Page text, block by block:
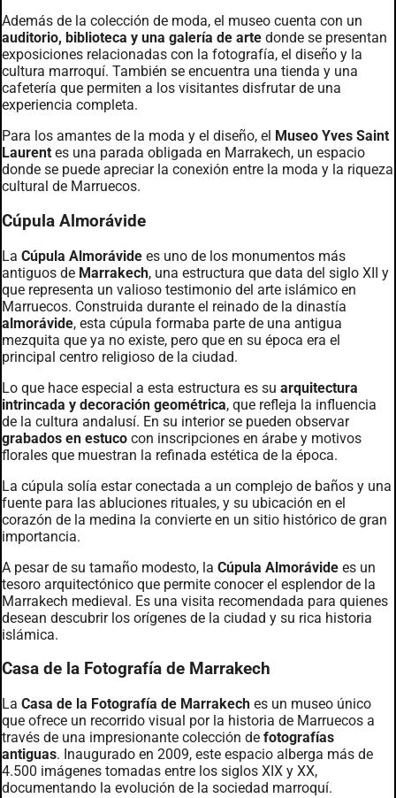
Además de la colección de moda, el museo cuenta con un
auditorio, biblioteca y una galería de arte donde se presentan
exposiciones relacionadas con la fotografía, el diseño y la
cultura marroquí. También se encuentra una tienda y una
cafetería que permiten a los visitantes disfrutar de una
experiencia completa.
Para los amantes de la moda y el diseño, el Museo Yves Saint
Laurent es una parada obligada en Marrakech, un espacio
donde se puede apreciar la conexión entre la moda y la riqueza
cultural de Marruecos.
Cúpula Almorávide
La Cúpula Almorávide es uno de los monumentos más
antiguos de Marrakech, una estructura que data del siglo XII y
que representa un valioso testimonio del arte islámico en
Marruecos. Construida durante el reinado de la dinastía
almorávide, esta cúpula formaba parte de una antigua
mezquita que ya no existe, pero que en su época era el
principal centro religioso de la ciudad.
Lo que hace especial a esta estructura es su arquitectura
intrincada y decoración geométrica, que refleja la influencia
de la cultura andalusí. En su interior se pueden observar
grabados en estuco con inscripciones en árabe y motivos
florales que muestran la refinada estética de la época.
La cúpula solía estar conectada a un complejo de baños y una
fuente para las abluciones rituales, y su ubicación en el
corazón de la medina la convierte en un sitio histórico de gran
importancia.
A pesar de su tamaño modesto, la Cúpula Almorávide es un
tesoro arquitectónico que permite conocer el esplendor de la
Marrakech medieval. Es una visita recomendada para quienes
desean descubrir los orígenes de la ciudad y su rica historia
islámica.
Casa de la Fotografía de Marrakech
La Casa de la Fotografía de Marrakech es un museo único
que ofrece un recorrido visual por la historia de Marruecos a
través de una impresionante colección de fotografías
antiguas. Inaugurado en 2009, este espacio alberga más de
4.500 imágenes tomadas entre los siglos XIX y XX,
documentando la evolución de la sociedad marroquí.